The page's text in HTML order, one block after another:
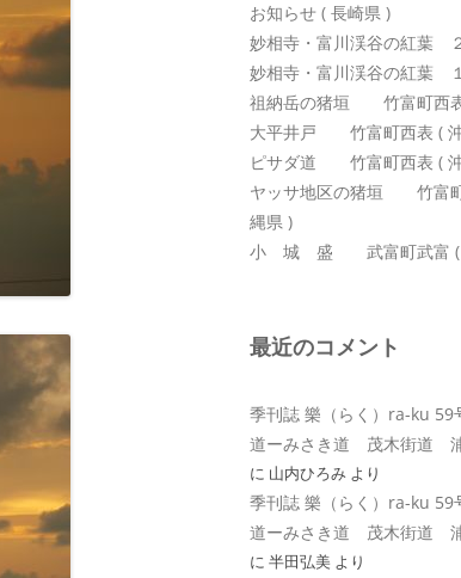
お知らせ ( 長崎県 )
妙相寺・富川渓谷の紅葉
妙相寺・富川渓谷の紅葉
祖納岳の猪垣 竹富町西
大平井戸 竹富町西表 (
ピサダ道 竹富町西表 (
ヤッサ地区の猪垣 竹富
縄県 )
小 城 盛 武富町武富 (
最近のコメント
季刊誌 樂（らく）ra-ku
道ーみさき道 茂木街道
に 山内ひろみ より
季刊誌 樂（らく）ra-ku
道ーみさき道 茂木街道
に 半田弘美 より